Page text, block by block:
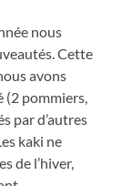
nous
Cette
avons
(2 pommiers,
par d’autres
kaki ne
de l’hiver,